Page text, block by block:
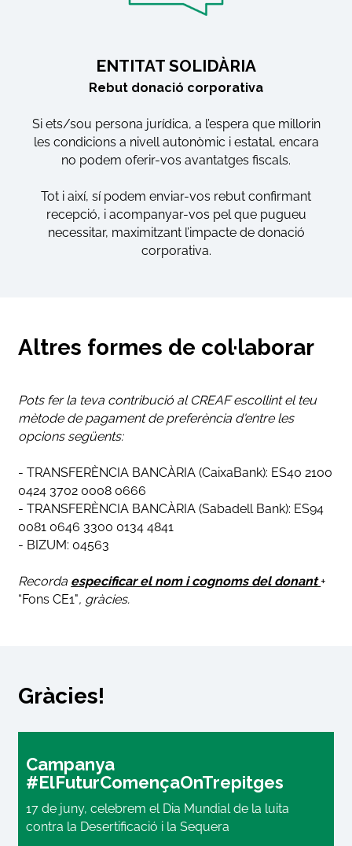
ENTITAT SOLIDÀRIA
Rebut donació corporativa
Si ets/sou persona jurídica, a l’espera que millorin
les condicions a nivell autonòmic i estatal, encara
no podem oferir-vos avantatges fiscals.
Tot i així, sí podem enviar-vos rebut confirmant
recepció, i acompanyar-vos pel que pugueu
necessitar, maximitzant l’impacte de donació
corporativa.
Altres formes de col·laborar
Pots fer la teva contribució al CREAF escollint el teu
mètode de pagament de preferència d'entre les
opcions següents:
- TRANSFERÈNCIA BANCÀRIA (CaixaBank): ES40 2100
0424 3702 0008 0666
- TRANSFERÈNCIA BANCÀRIA (Sabadell Bank): ES94
0081 0646 3300 0134 4841
- BIZUM: 04563
Recorda especificar el nom i cognoms del donant+
“Fons CE1", gràcies.
Gràcies!
Campanya
#ElFuturComençaOnTrepitges
17 de juny, celebrem el Dia Mundial de la luita
contra la Desertificació i la Sequera